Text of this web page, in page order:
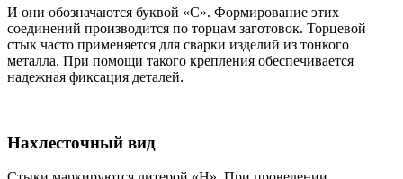
И они обозначаются буквой «С». Формирование этих
соединений производится по торцам заготовок. Торцевой
стык часто применяется для сварки изделий из тонкого
металла. При помощи такого крепления обеспечивается
надежная фиксация деталей.
Нахлесточный вид